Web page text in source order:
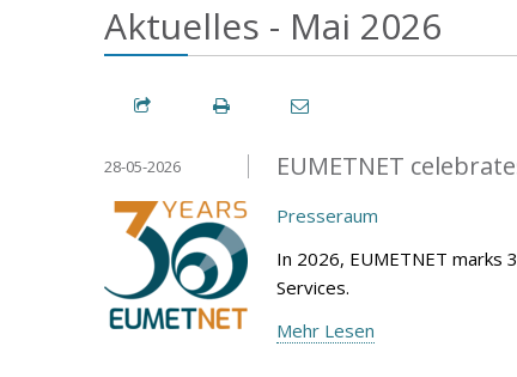
Aktuelles - Mai 2026
EUMETNET
28-05-2026
Presseraum
In 2026, EUMETNET
Services.
Mehr Lesen